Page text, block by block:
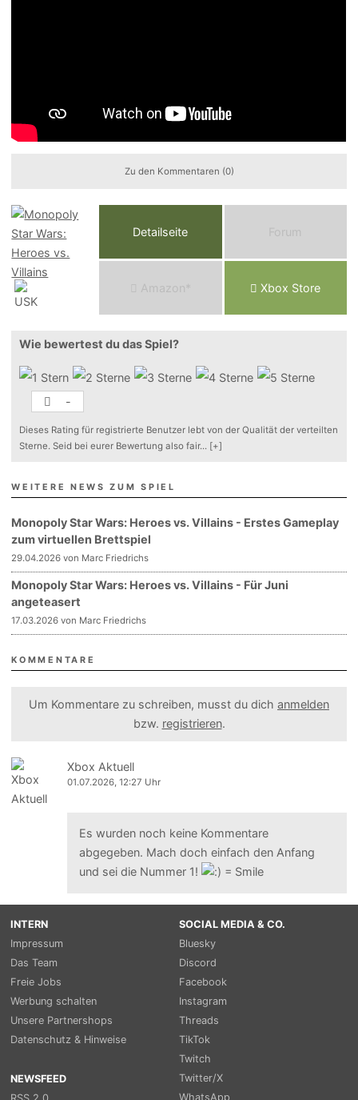
Zu den Kommentaren (0)
Detailseite Forum
Ama o n* Xbox Store
Wie bewertest du das Spiel?
-
Dieses Rating für registrierte Benutzer lebt von der Qualität der verteilten
Sterne. Seid bei eurer Bewertung also fair... [+]
WEITERE NEWS ZUM SPIEL
Monopoly Star Wars: Heroes vs. Villains - Erstes Gameplay
zum virtuellen Brettspiel
29.04.2026 von Marc Friedrichs
Monopoly Star Wars: Heroes vs. Villains - Für Juni
angeteasert
17.03.2026 von Marc Friedrichs
KOMMENTARE
Um Kommentare zu schreiben, musst du dich anmelden
bzw. registrieren.
Xbox Aktuell
01.07.2026, 12:27 Uhr
Es wurden noch keine Kommentare
abgegeben. Mach doch einfach den Anfang
und sei die Nummer 1!
INTERN
Impressum
Das Team
Freie Jobs
Werbung schalten
Unsere Partnershops
Datenschutz & Hinweise
NEWSFEED
SOCIAL MEDIA & CO.
Bluesky
Discord
Facebook
Instagram
Threads
TikTok
Twitch
Twitter/X
WhatsApp